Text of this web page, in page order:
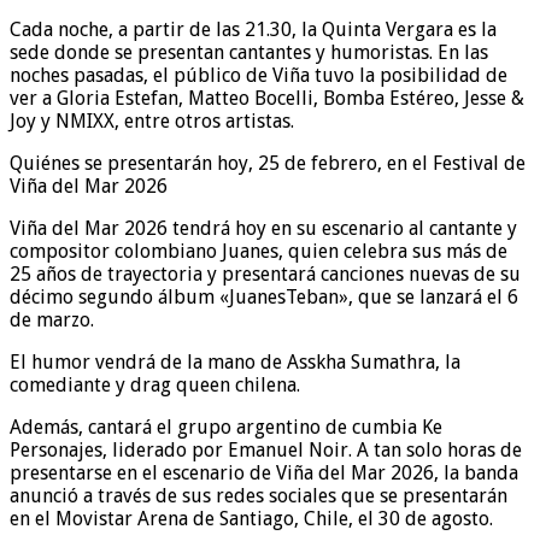
Cada noche, a partir de las 21.30, la Quinta Vergara es la
sede donde se presentan cantantes y humoristas. En las
noches pasadas, el público de Viña tuvo la posibilidad de
ver a Gloria Estefan, Matteo Bocelli, Bomba Estéreo, Jesse &
Joy y NMIXX, entre otros artistas.
Quiénes se presentarán hoy, 25 de febrero, en el Festival de
Viña del Mar 2026
Viña del Mar 2026 tendrá hoy en su escenario al cantante y
compositor colombiano Juanes, quien celebra sus más de
25 años de trayectoria y presentará canciones nuevas de su
décimo segundo álbum «JuanesTeban», que se lanzará el 6
de marzo.
El humor vendrá de la mano de Asskha Sumathra, la
comediante y drag queen chilena.
Además, cantará el grupo argentino de cumbia Ke
Personajes, liderado por Emanuel Noir. A tan solo horas de
presentarse en el escenario de Viña del Mar 2026, la banda
anunció a través de sus redes sociales que se presentarán
en el Movistar Arena de Santiago, Chile, el 30 de agosto.